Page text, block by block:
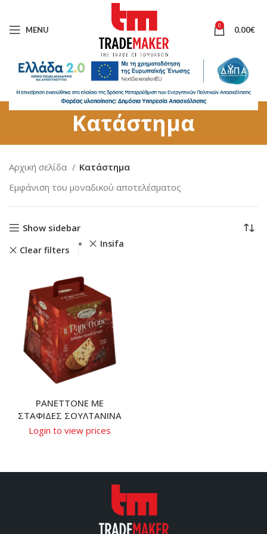
MENU 0 0.00€
Κατάστημα
Αρχική σελίδα
Κατάστημα
Εμφάνιση του μοναδικού αποτελέσματος
Show sidebar
Clear filters
Insifa
PANETTONE ΜΕ
ΣΤΑΦΙΔΕΣ ΣΟΥΛΤΑΝΙΝΑ
Login to view prices